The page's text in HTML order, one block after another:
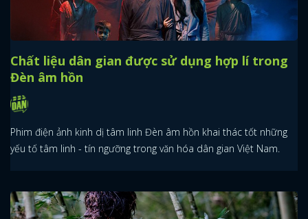
Chất liệu dân gian được sử dụng hợp lí trong
Đèn âm hồn
Phim điện ảnh kinh dị tâm linh Đèn âm hồn khai thác tốt những
yếu tố tâm linh - tín ngưỡng trong văn hóa dân gian Việt Nam.